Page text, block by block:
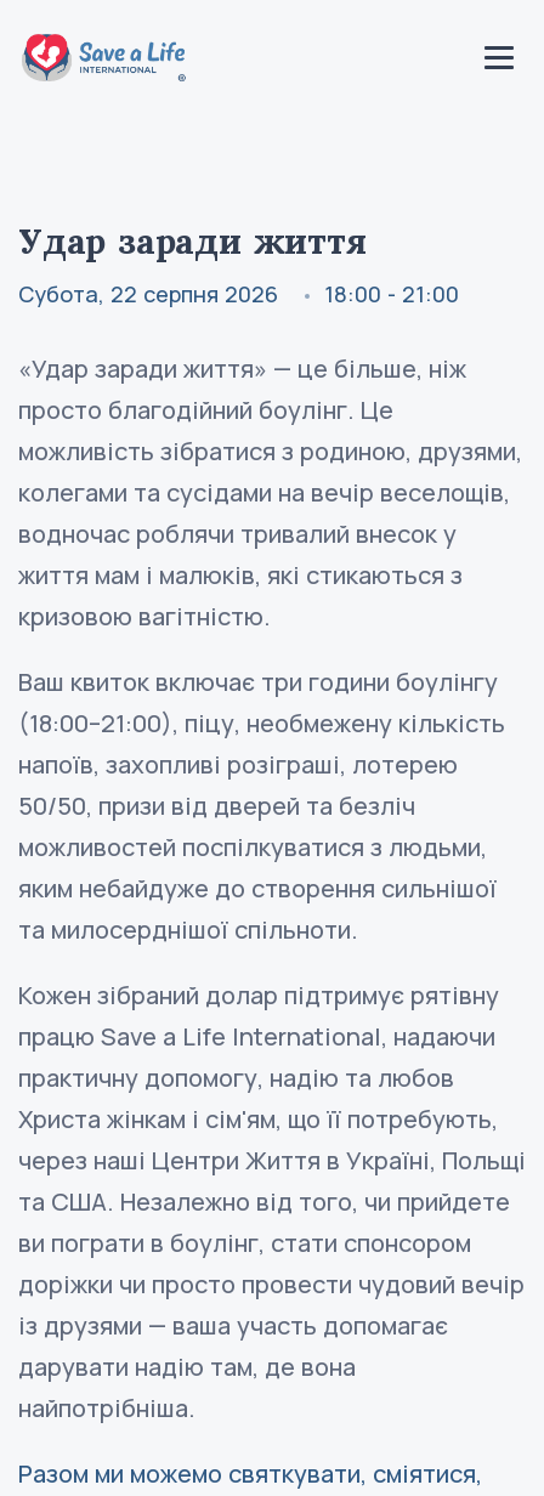
Удар заради життя
Субота, 22 серпня 2026 18:00 - 21:00
«Удар заради життя» — це більше, ніж
просто благодійний боулінг. Це
можливість зібратися з родиною, друзями,
колегами та сусідами на вечір веселощів,
водночас роблячи тривалий внесок у
життя мам і малюків, які стикаються з
кризовою вагітністю.
Ваш квиток включає три години боулінгу
(18:00–21:00), піцу, необмежену кількість
напоїв, захопливі розіграші, лотерею
50/50, призи від дверей та безліч
можливостей поспілкуватися з людьми,
яким небайдуже до створення сильнішої
та милосерднішої спільноти.
Кожен зібраний долар підтримує рятівну
працю Save a Life International, надаючи
практичну допомогу, надію та любов
Христа жінкам і сім'ям, що її потребують,
через наші Центри Життя в Україні, Польщі
та США. Незалежно від того, чи прийдете
ви пограти в боулінг, стати спонсором
доріжки чи просто провести чудовий вечір
із друзями — ваша участь допомагає
дарувати надію там, де вона
найпотрібніша.
Разом ми можемо святкувати, сміятися,